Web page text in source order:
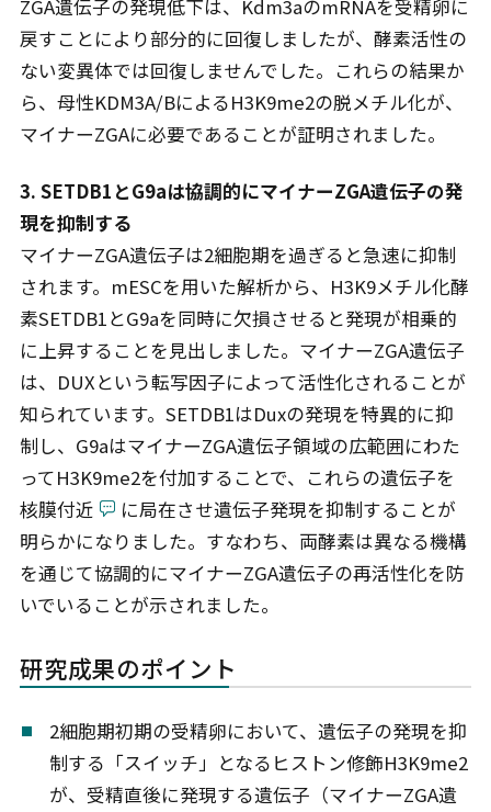
ZGA遺伝子の発現低下は、Kdm3aのmRNAを受精卵に
戻すことにより部分的に回復しましたが、酵素活性の
ない変異体では回復しませんでした。これらの結果か
ら、母性KDM3A/BによるH3K9me2の脱メチル化が、
マイナーZGAに必要であることが証明されました。
3. SETDB1とG9aは協調的にマイナーZGA遺伝子の発
現を抑制する
マイナーZGA遺伝子は2細胞期を過ぎると急速に抑制
されます。mESCを用いた解析から、H3K9メチル化酵
素SETDB1とG9aを同時に欠損させると発現が相乗的
に上昇することを見出しました。マイナーZGA遺伝子
は、DUXという転写因子によって活性化されることが
知られています。SETDB1はDuxの発現を特異的に抑
制し、G9aはマイナーZGA遺伝子領域の広範囲にわた
ってH3K9me2を付加することで、これらの遺伝子を
核膜付近
に局在させ遺伝子発現を抑制することが
明らかになりました。すなわち、両酵素は異なる機構
を通じて協調的にマイナーZGA遺伝子の再活性化を防
いでいることが示されました。
研究成果のポイント
2細胞期初期の受精卵において、遺伝子の発現を抑
制する「スイッチ」となるヒストン修飾H3K9me2
が、受精直後に発現する遺伝子（マイナーZGA遺